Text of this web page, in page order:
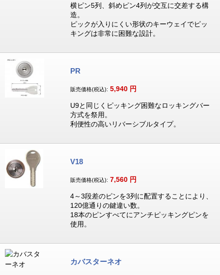
横ピン5列、斜めピン4列が交互に交差する構
造。
ピックが入りにくい形状のキーウェイでピッ
キングは非常に困難な設計。
PR
販売価格(税込): 5,940 円
U9と同じくピッキング困難なロッキングバー
方式を祭用。
利便性の高いリバーシブルタイプ。
V18
販売価格(税込): 7,560 円
4～3段差のピンを3列に配置することにより、
120億通りの鍵違い数。
18本のピンすべてにアンチピッキングピンを
使用。
カバスターネオ